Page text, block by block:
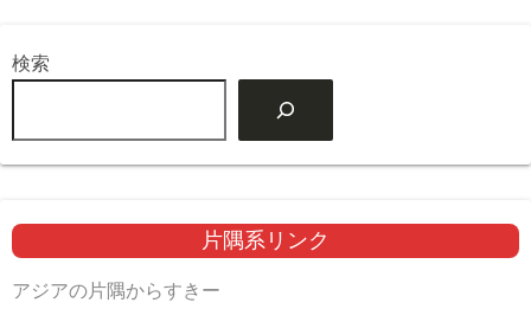
検索
片隅系リンク
アジアの片隅からすきー